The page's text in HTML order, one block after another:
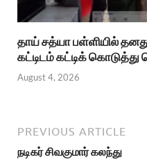
தாய் சத்யா பள்ளியில்
கட்டிடம் கட்டிக் கொடுத்து
August 4, 2026
PREVIOUS ARTICLE
நடிகர் சிவகுமார் கலந்து